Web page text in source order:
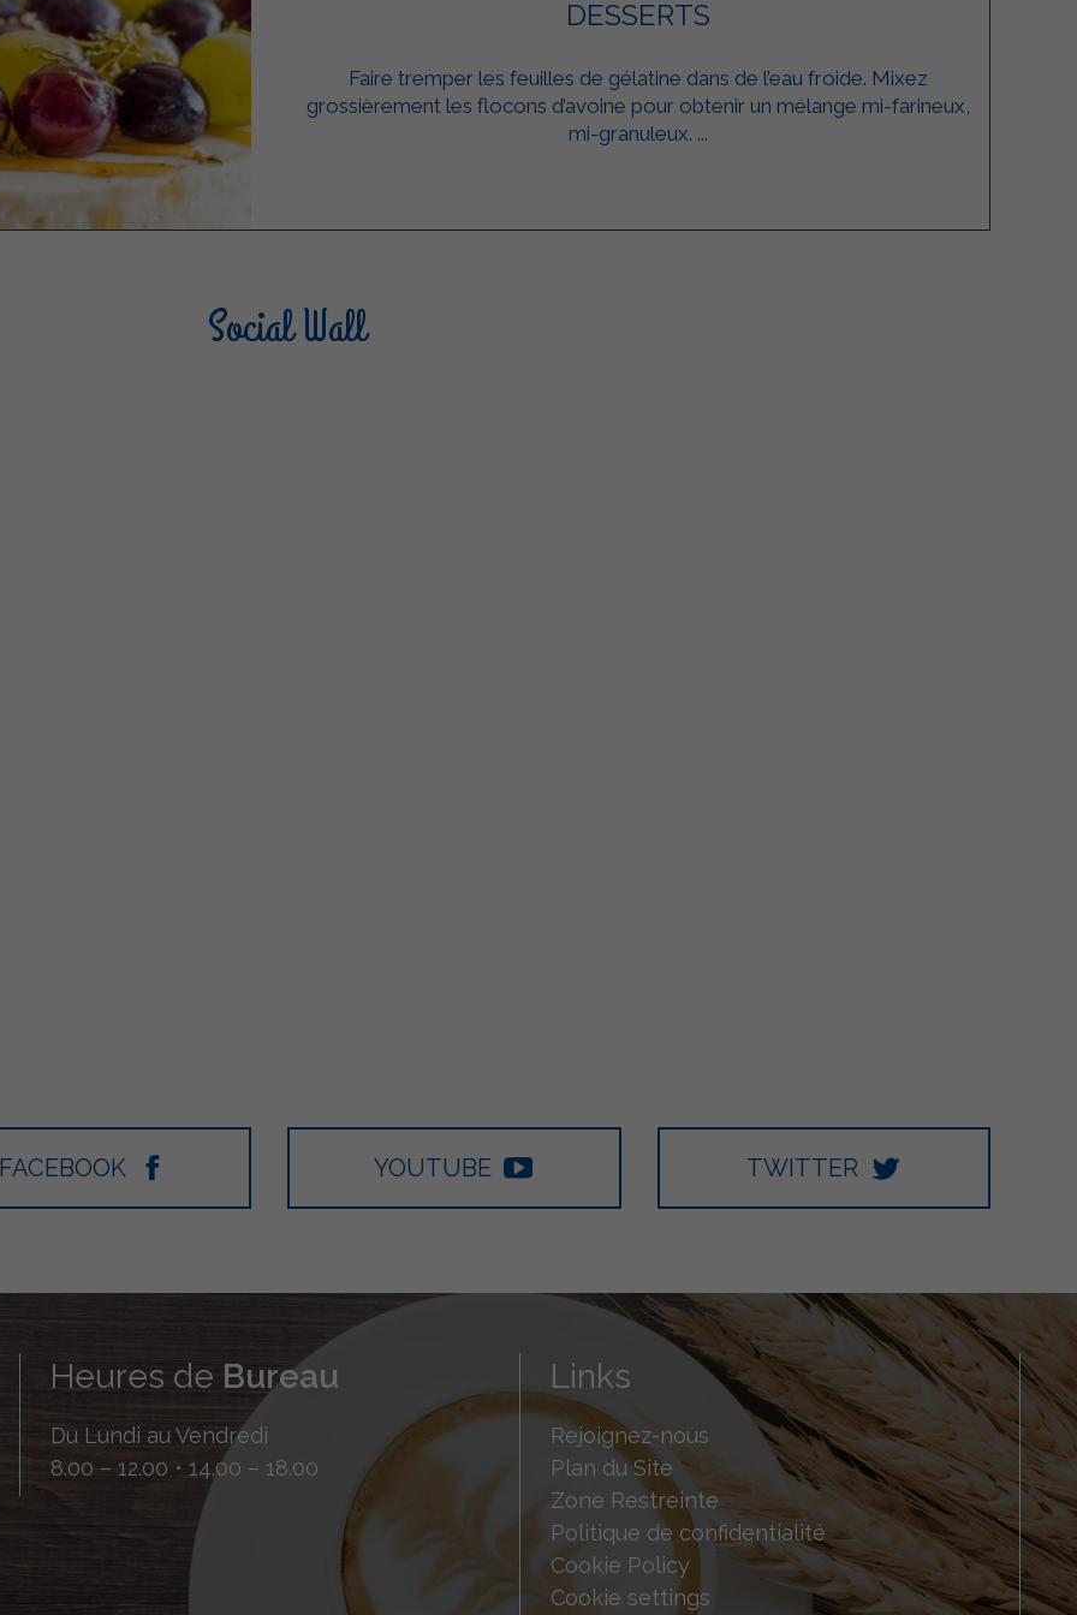
DESSERTS
Faire tremper les feuilles de gélatine dans de l’eau froide. Mixez
grossièrement les flocons d’avoine pour obtenir un mélange mi-farineux,
mi-granuleux. ...
Social Wall
FACEBOOK YOUTUBE TWITTER
Heures de Bureau
Du Lundi au Vendredi
8.00 – 12.00 • 14.00 – 18.00
Links
Rejoignez-nous
Plan du Site
Zone Restreinte
Politique de confidentialité
Cookie Policy
Cookie settings